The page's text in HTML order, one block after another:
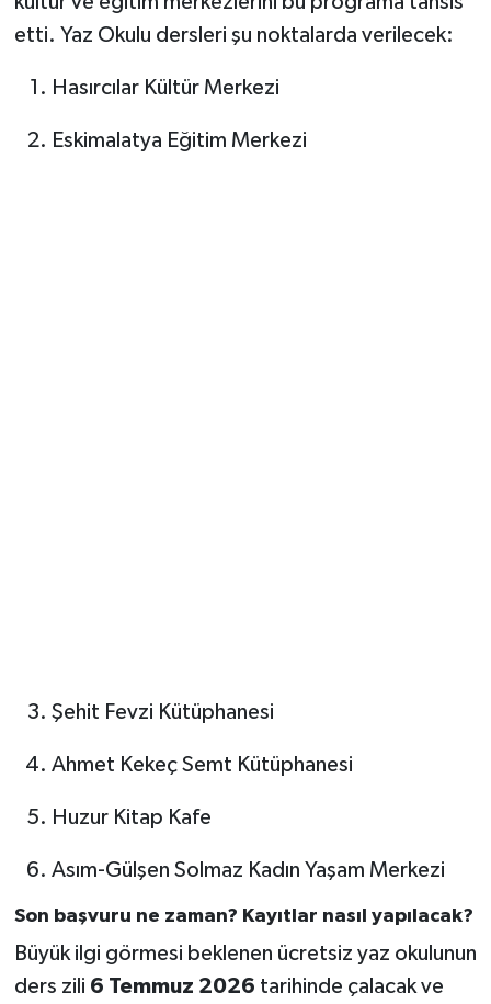
etti. Yaz Okulu dersleri şu noktalarda verilecek:
Hasırcılar Kültür Merkezi
Eskimalatya Eğitim Merkezi
Şehit Fevzi Kütüphanesi
Ahmet Kekeç Semt Kütüphanesi
Huzur Kitap Kafe
Asım-Gülşen Solmaz Kadın Yaşam Merkezi
Son başvuru ne zaman? Kayıtlar nasıl yapılacak?
Büyük ilgi görmesi beklenen ücretsiz yaz okulunun
ders zili 6 Temmuz 2026 tarihinde çalacak ve